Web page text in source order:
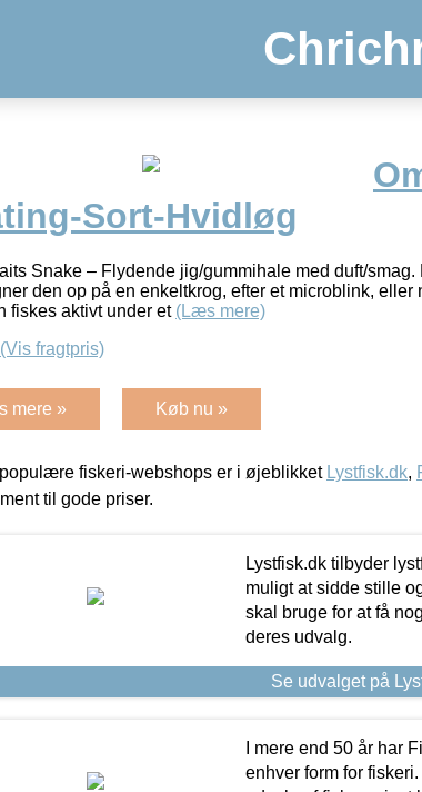
Sort-Hvidløg
Snake – Flydende jig/gummihale med duft/
den op på en enkeltkrog, efter et microblink,
fiskes aktivt under et (Læs mere)
(Vis fragtpris)
mere » Køb nu »
fiskeri-webshops er i øjeblikket Lystfisk.dk,
til gode priser.
Lystfisk.dk tilbyder
muligt at sidde stille
skal bruge for at få
deres udvalg.
Se udvalget på
I mere end 50 år har
enhver form for